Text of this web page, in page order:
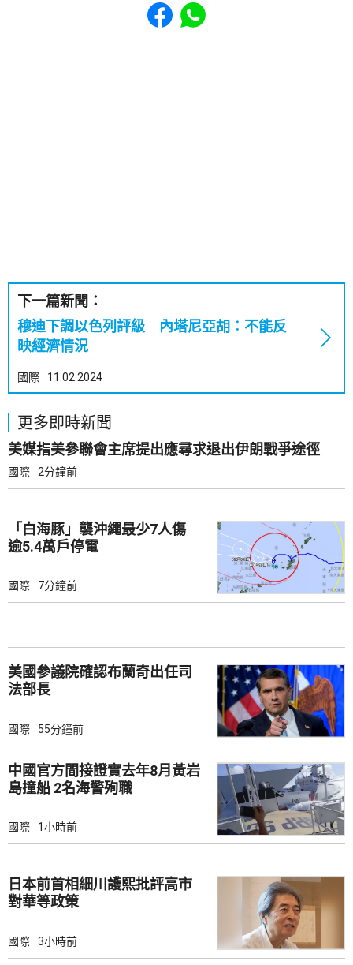
下一篇新聞：
穆迪下調以色列評級 內塔尼亞胡︰不能反
映經濟情況
國際 11.02.2024
更多即時新聞
美媒指美參聯會主席提出應尋求退出伊朗戰爭途徑
國際 2分鐘前
「白海豚」襲沖繩最少7人傷
逾5.4萬戶停電
國際 7分鐘前
美國參議院確認布蘭奇出任司
法部長
國際 55分鐘前
中國官方間接證實去年8月黃岩
島撞船 2名海警殉職
國際 1小時前
日本前首相細川護熙批評高市
對華等政策
國際 3小時前